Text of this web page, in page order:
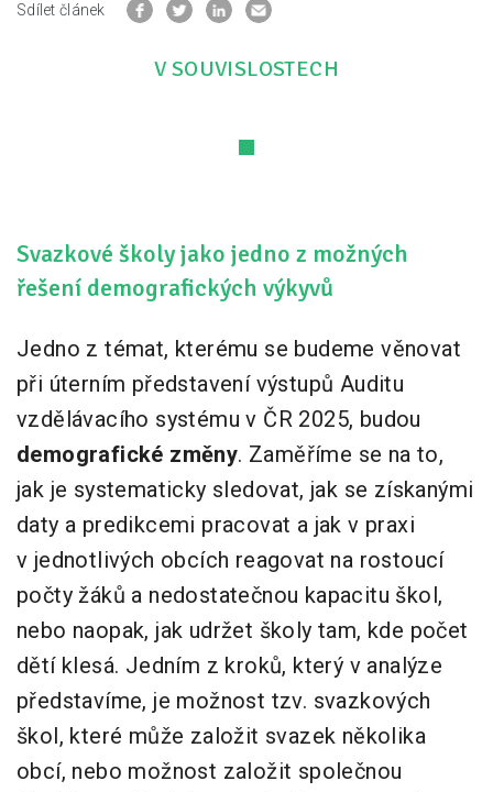
Sdílet článek
V SOUVISLOSTECH
Svazkové školy jako jedno z možných
řešení demografických výkyvů
Jedno z témat, kterému se budeme věnovat
při úterním představení výstupů Auditu
vzdělávacího systému v ČR 2025, budou
demografické změny. Zaměříme se na to,
jak je systematicky sledovat, jak se získanými
daty a predikcemi pracovat a jak v praxi
v jednotlivých obcích reagovat na rostoucí
počty žáků a nedostatečnou kapacitu škol,
nebo naopak, jak udržet školy tam, kde počet
dětí klesá. Jedním z kroků, který v analýze
představíme, je možnost tzv. svazkových
škol, které může založit svazek několika
obcí, nebo možnost založit společnou